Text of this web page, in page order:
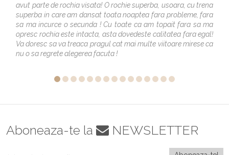
avut parte de rochia visata! O rochie superba, usoara, cu trena
superba in care am dansat toata noaptea fara probleme, fara
sa ma incurce o secunda ! Cu toate ca am topait fara sa ma
opresc rochia este intacta, asta dovedeste calitatea fara egal!
Va doresc sa va treaca pragul cat mai multe viitoare mirese ca
nu o sa regrete alegerea facuta !
Aboneaza-te la NEWSLETTER